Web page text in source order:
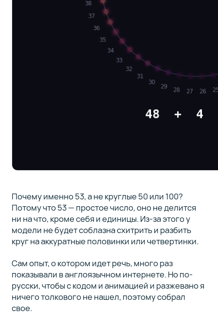
Почему именно 53, а не круглые 50 или 100?
Потому что 53 — простое число, оно не делится
ни на что, кроме себя и единицы. Из-за этого у
модели не будет соблазна схитрить и разбить
круг на аккуратные половинки или четвертинки.
Сам опыт, о котором идет речь, много раз
показывали в англоязычном интернете. Но по-
русски, чтобы с кодом и анимацией и разжевано я
ничего толкового не нашел, поэтому собрал
свое.